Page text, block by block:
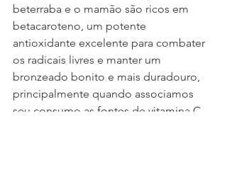
beterraba e o mamão são ricos em
betacaroteno, um potente
antioxidante excelente para combater
os radicais livres e manter um
bronzeado bonito e mais duradouro,
principalmente quando associamos
seu consumo as fontes de vitamina C,